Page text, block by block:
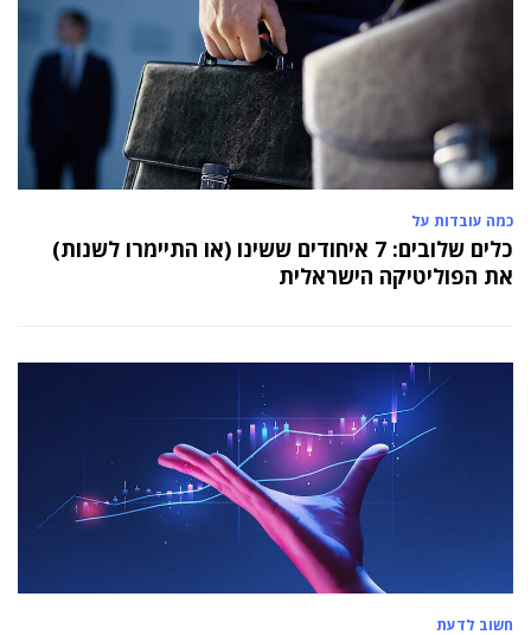
כמה עובדות על
כלים שלובים: 7 איחודים ששינו (או התיימרו לשנות)
את הפוליטיקה הישראלית
חשוב לדעת